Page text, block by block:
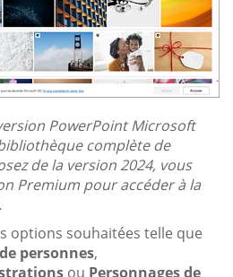
PowerPoint Microsoft
complète de
de la version 2024, vous
Premium pour accéder à la
options souhaitées telle que
personnes,
ou Personnages de